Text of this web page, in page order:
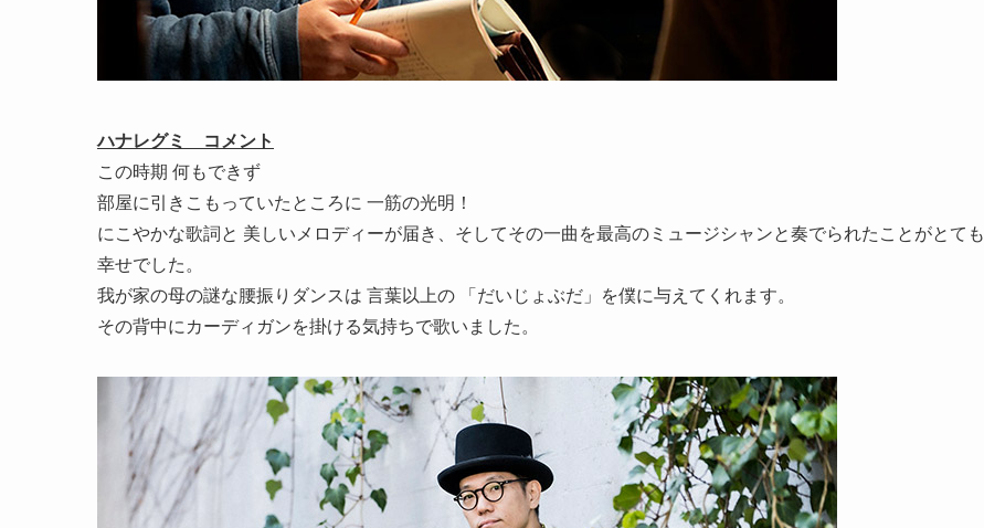
ハナレグミ コメント
この時期 何もできず
部屋に引きこもっていたところに 一筋の光明！
にこやかな歌詞と 美しいメロディーが届き、そしてその一曲を最高のミュージシャンと奏でられたことがとても
幸せでした。
我が家の母の謎な腰振りダンスは 言葉以上の 「だいじょぶだ」を僕に与えてくれます。
その背中にカーディガンを掛ける気持ちで歌いました。